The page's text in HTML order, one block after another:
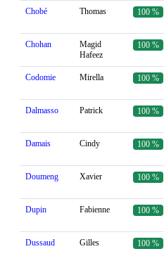
Chobé Thomas 100 %
Chohan
Magid
Hafeez
100 %
Codomie Mirella 100 %
Dalmasso Patrick 100 %
Damais Cindy 100 %
Doumeng Xavier 100 %
Dupin Fabienne 100 %
Dussaud Gilles 100 %